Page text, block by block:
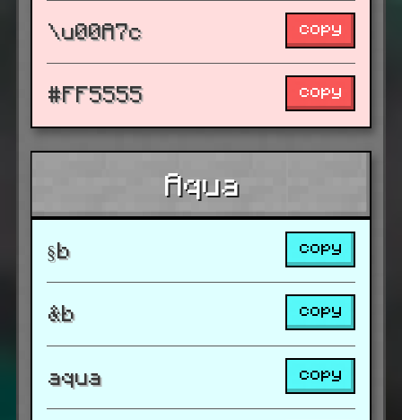
\u00A7c copy
#FF5555 copy
Aqua
§b copy
&b copy
aqua copy